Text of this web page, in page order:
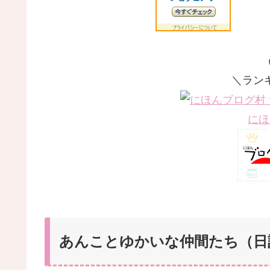
＼ラン
に
あんことゆかいな仲間たち（